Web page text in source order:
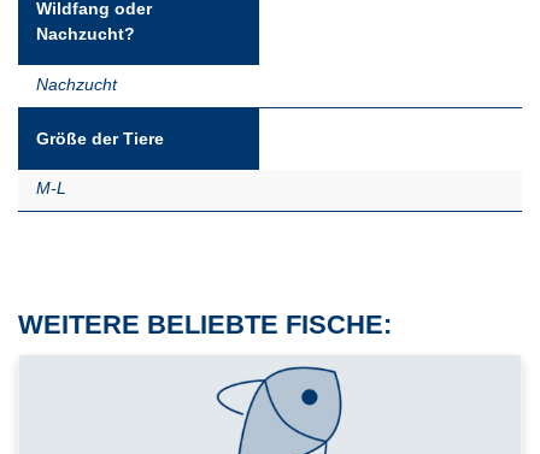
Wildfang oder
Nachzucht?
Nachzucht
Größe der Tiere
M-L
WEITERE BELIEBTE FISCHE: